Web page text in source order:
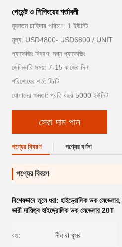
পেমেন্ট ও শিপিংয়ের শর্তাবলী
ন্যূনতম চাহিদার পরিমাণ: 1 ইউনিট
মূল্য: USD4800- USD6800 / UNIT
প্যাকেজিং বিবরণ: নগ্ন প্যাকেজিং
ডেলিভারি সময়: 7-15 কাজের দিন
পরিশোধের শর্ত: টি/টি
যোগানের ক্ষমতা: প্রতি বছর 5000 ইউনিট
সেরা দাম পান
পণ্যের বিবরণ পণ্যের বর্ণনা
পণ্যের বিবরণ
বিশেষভাবে তুলে ধরা: হাইড্রোলিক ডক লেভেলার,
ভারী দায়িত্ব হাইড্রোলিক ডক লেভেলার 20T
রঙ: নীল বা ধূসর